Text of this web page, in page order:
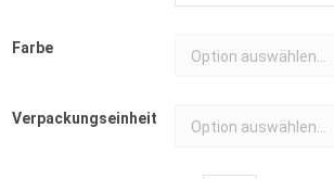
Farbe Option auswählen...
Verpackungseinheit Option auswählen...